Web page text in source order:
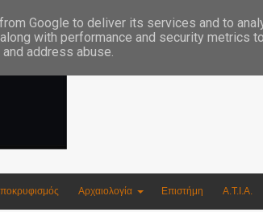
Αρχαιολογία Επιστήμη Α.Τ.Ι.Α.
Google to deliver its services and to
with performance and security metrics
address abuse.